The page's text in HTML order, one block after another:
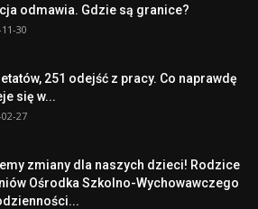
odmawia. Gdzie są granice?
30
251 odejść z pracy. Co naprawdę
się w...
27
zmiany dla naszych dzieci! Rodzice
Ośrodka Szkolno-Wychowawczego